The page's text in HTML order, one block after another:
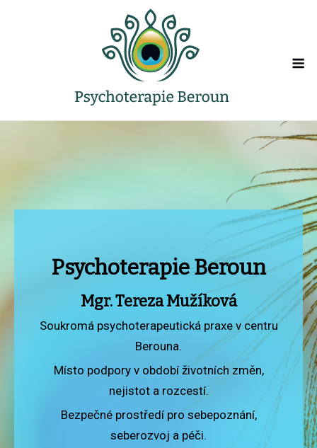
Psychoterapie Beroun
Mgr. Tereza Mužíková
Soukromá psychoterapeutická praxe v centru
Berouna.
Místo podpory v období životních změn,
nejistot a rozcestí.
Bezpečné prostředí pro sebepoznání,
seberozvoj a péči.